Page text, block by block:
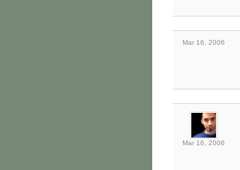
Mar 16, 2006
Mar 16, 2006